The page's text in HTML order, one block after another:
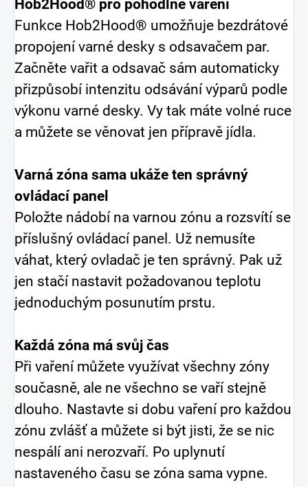
Hob2Hood® pro pohodlné vaření
Funkce Hob2Hood® umožňuje bezdrátové
propojení varné desky s odsavačem par.
Začněte vařit a odsavač sám automaticky
přizpůsobí intenzitu odsávání výparů podle
výkonu varné desky. Vy tak máte volné ruce
a můžete se věnovat jen přípravě jídla.
Varná zóna sama ukáže ten správný
ovládací panel
Položte nádobí na varnou zónu a rozsvítí se
příslušný ovládací panel. Už nemusíte
váhat, který ovladač je ten správný. Pak už
jen stačí nastavit požadovanou teplotu
jednoduchým posunutím prstu.
Každá zóna má svůj čas
Při vaření můžete využívat všechny zóny
současně, ale ne všechno se vaří stejně
dlouho. Nastavte si dobu vaření pro každou
zónu zvlášť a můžete si být jisti, že se nic
nespálí ani nerozvaří. Po uplynutí
nastaveného času se zóna sama vypne.